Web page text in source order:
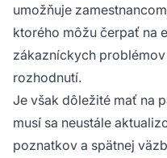
umožňuje
ktorého môžu čerpať na
zákazníckych
rozhodnutí.
Je však dôležité mať na
musí sa neustále
poznatkov a spätnej